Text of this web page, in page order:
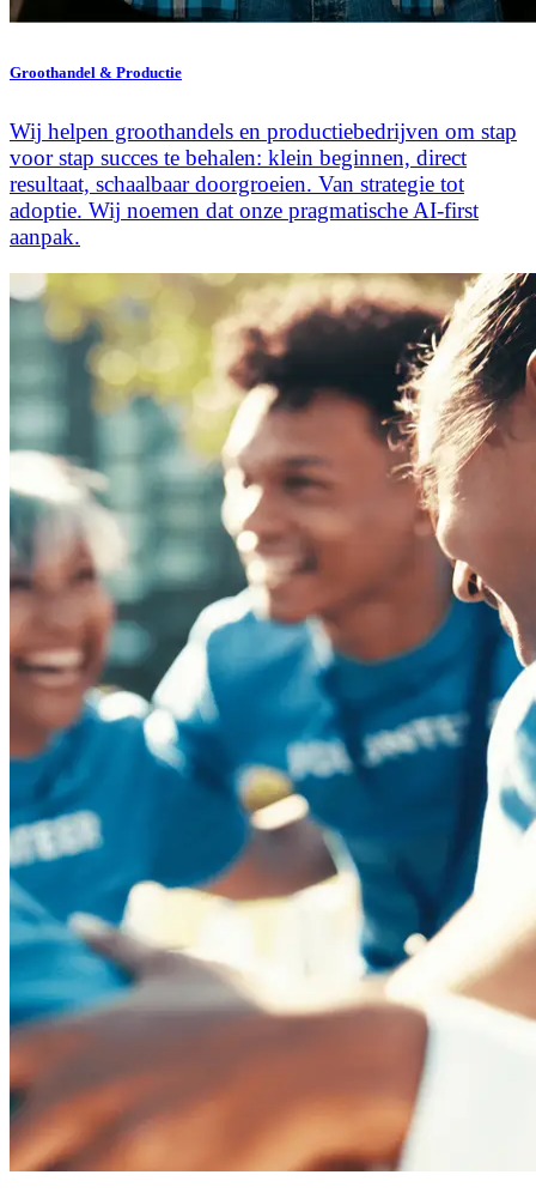
Groothandel & Productie
Wij helpen groothandels en productiebedrijven om stap
voor stap succes te behalen: klein beginnen, direct
resultaat, schaalbaar doorgroeien. Van strategie tot
adoptie. Wij noemen dat onze pragmatische AI-first
aanpak.